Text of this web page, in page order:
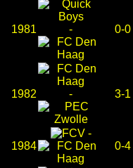
1981 - 0-0
1982 - 3-1
1984
-
0-4